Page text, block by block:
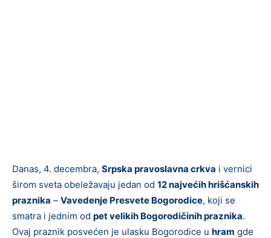
Danas, 4. decembra, Srpska pravoslavna crkva i vernici
širom sveta obeležavaju jedan od 12 najvećih hrišćanskih
praznika – Vavedenje Presvete Bogorodice, koji se
smatra i jednim od pet velikih Bogorodičinih praznika.
Ovaj praznik posvećen je ulasku Bogorodice u hram gde